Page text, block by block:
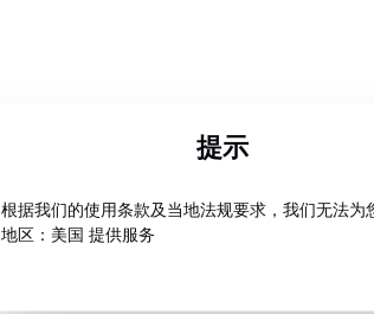
提示
根据我们的使用条款及当地法规要求，我们无法为
地区：美国 提供服务